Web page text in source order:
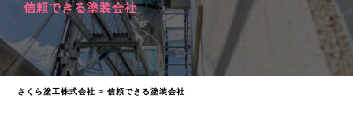
信頼できる塗装会社
さくら塗工株式会社 >信頼できる塗装会社